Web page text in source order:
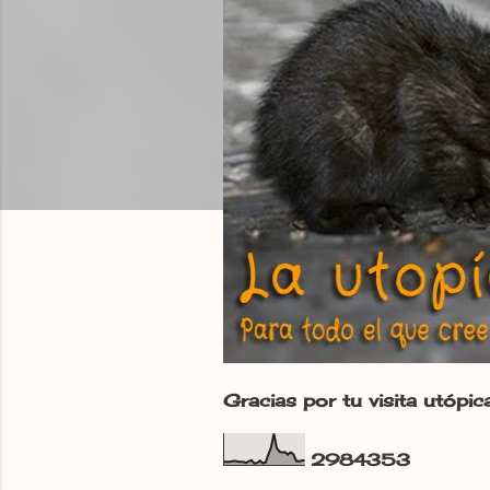
d
a
s
Gracias por tu visita
2984353